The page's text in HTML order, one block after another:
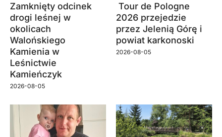
Zamknięty odcinek
drogi leśnej w
okolicach
Walońskiego
Kamienia w
Leśnictwie
Kamieńczyk
2026-08-05
Tour de Pologne
2026 przejedzie
przez Jelenią Górę i
powiat karkonoski
2026-08-05